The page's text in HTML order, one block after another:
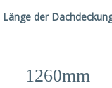
Länge der
1260mm